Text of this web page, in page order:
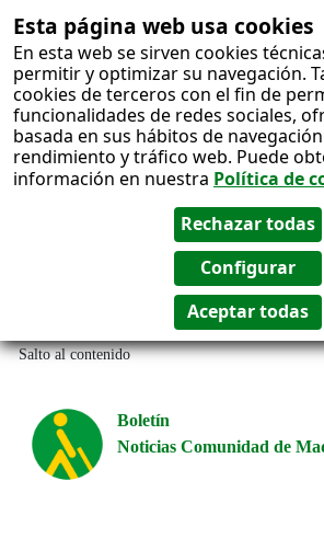
Esta página web usa cookies
En esta web se sirven cookies
permitir y optimizar su navegación.
cookies de terceros con el fin de
funcionalidades de redes sociales,
basada en sus hábitos de
rendimiento y tráfico web. Puede
información en nuestra Política de
Salto al contenido
Boletín
Noticias Comunidad de